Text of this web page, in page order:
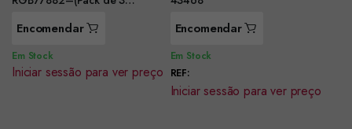
Encomendar
Em Stock
Iniciar sessão para ver preço
Encomendar
Em Stock
REF:
Iniciar sessão para ver preço